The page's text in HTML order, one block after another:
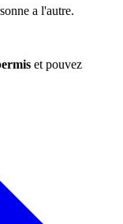
a l'autre.
et pouvez